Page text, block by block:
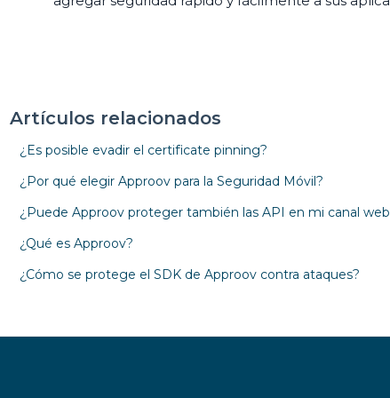
Artículos relacionados
¿Es posible evadir el certificate pinning?
¿Por qué elegir Approov para la Seguridad Móvil?
¿Puede Approov proteger también las API en mi canal
¿Qué es Approov?
¿Cómo se protege el SDK de Approov contra ataques?